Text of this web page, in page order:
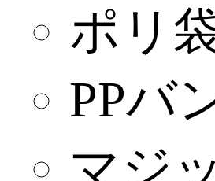
ポリ
PPバ
マジ